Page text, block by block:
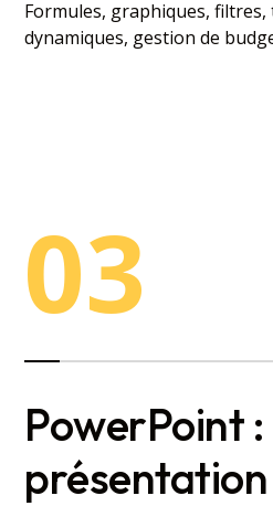
Formules, graphiques, filtres,
dynamiques, gestion de
03
PowerPoint :